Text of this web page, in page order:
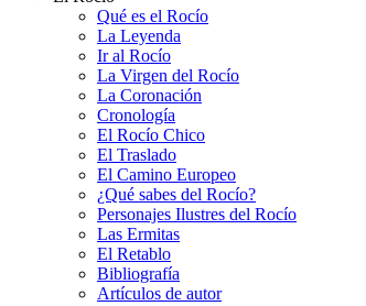
Qué es el Rocío
La Leyenda
Ir al Rocío
La Virgen del Rocío
La Coronación
Cronología
El Rocío Chico
El Traslado
El Camino Europeo
¿Qué sabes del Rocío?
Personajes Ilustres del Rocío
Las Ermitas
El Retablo
Bibliografía
Artículos de autor